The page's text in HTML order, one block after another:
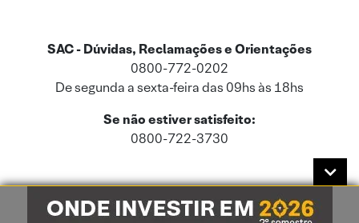
SAC - Dúvidas, Reclamações e Orientações
0800-772-0202
De segunda a sexta-feira das 09hs às 18hs
Se não estiver satisfeito:
0800-722-3730
Este site usa cookies e dados pessoais de acordo com a nossaPolítica de
Cookies
e a nossaPolítica de Privacidade.